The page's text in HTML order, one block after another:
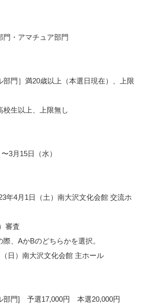
門・アマチュア部門
部門］満20歳以上（本選日現在）、上限
校生以上、上限無し
3月15日（水）
年4月1日（土）南大沢文化会館 交流ホ
審査
、AかBのどちらかを選択。
日）南大沢文化会館 主ホール
部門] 予選17,000円 本選20,000円